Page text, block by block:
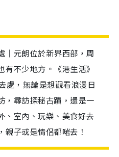
｜元朗位於新界西部，周
不少地方。《港生活》
處，無論是想觀看浪漫日
，尋訪探秘古蹟，還是一
、室內、玩樂、美食好去
子或是情侶都啱去！